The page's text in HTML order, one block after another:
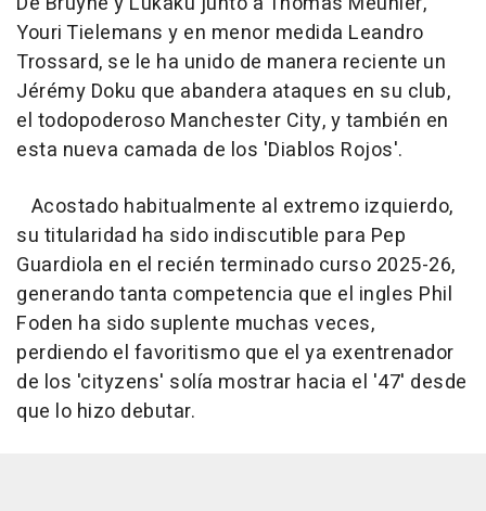
Youri Tielemans y en menor medida Leandro
Trossard, se le ha unido de manera reciente un
Jérémy Doku que abandera ataques en su club,
el todopoderoso Manchester City, y también en
esta nueva camada de los 'Diablos Rojos'.
Acostado habitualmente al extremo izquierdo,
su titularidad ha sido indiscutible para Pep
Guardiola en el recién terminado curso 2025-26,
generando tanta competencia que el ingles Phil
Foden ha sido suplente muchas veces,
perdiendo el favoritismo que el ya exentrenador
de los 'cityzens' solía mostrar hacia el '47' desde
que lo hizo debutar.